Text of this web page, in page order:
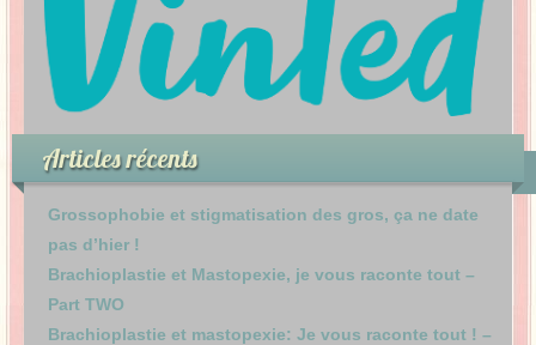
Articles récents
Grossophobie et stigmatisation des gros, ça ne date
pas d’hier !
Brachioplastie et Mastopexie, je vous raconte tout –
Part TWO
Brachioplastie et mastopexie: Je vous raconte tout ! –